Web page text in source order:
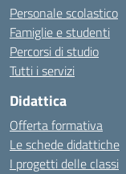
Personale scolastico
Famiglie e studenti
Percorsi di studio
Tutti i servizi
Didattica
Offerta formativa
Le schede didattiche
I progetti delle classi